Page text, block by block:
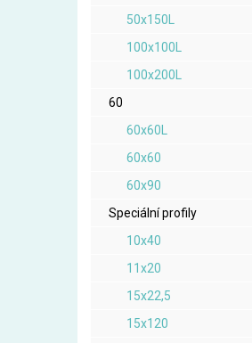
50x150L
100x100L
100x200L
60
60x60L
60x60
60x90
Speciální profily
10x40
11x20
15x22,5
15x120